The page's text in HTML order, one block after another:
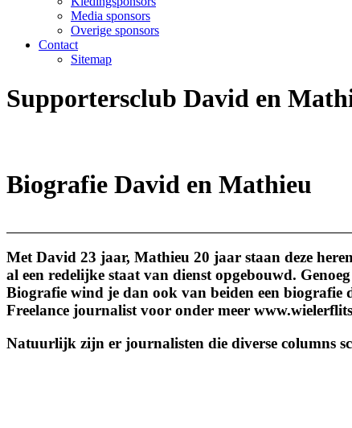
Media sponsors
Overige sponsors
Contact
Sitemap
Supportersclub David en
Biografie David en Mathieu
Met David 23 jaar, Mathieu 20 jaar staan deze
al een redelijke staat van dienst opgebouwd.
Biografie wind je dan ook van beiden een
Freelance journalist voor onder meer
Natuurlijk zijn er journalisten die diverse columns